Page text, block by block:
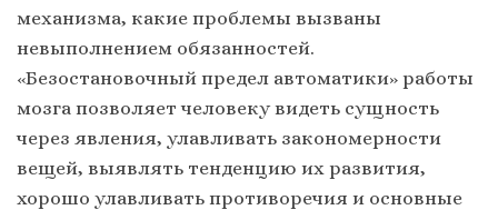
механизма, какие проблемы вызваны
невыполнением обязанностей.
«Безостановочный предел автоматики» работы
мозга позволяет человеку видеть сущность
через явления, улавливать закономерности
вещей, выявлять тенденцию их развития,
хорошо улавливать противоречия и основные